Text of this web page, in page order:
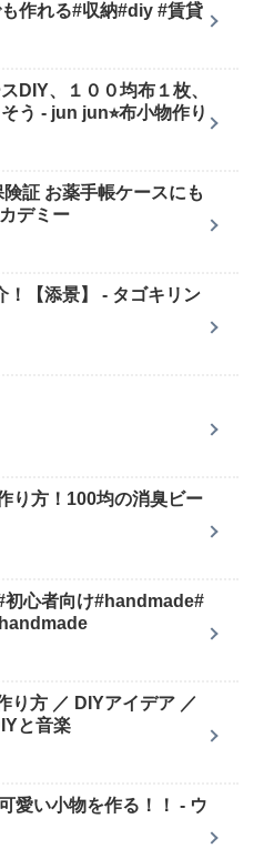
作れる#収納#diy #賃貸
DIY、１００均布１枚、
う - jun jun⭐︎布小物作り
証 お薬手帳ケースにも
デミー
！【添景】 - タゴキリン
り方！100均の消臭ビー
心者向け#handmade#
り方 ／ DIYアイデア ／
と音楽
愛い小物を作る！！ - ウ